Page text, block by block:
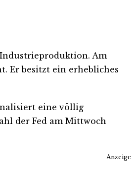
Am
Er besitzt ein erhebliches
eine völlig
der Fed am Mittwoch
Anzeige